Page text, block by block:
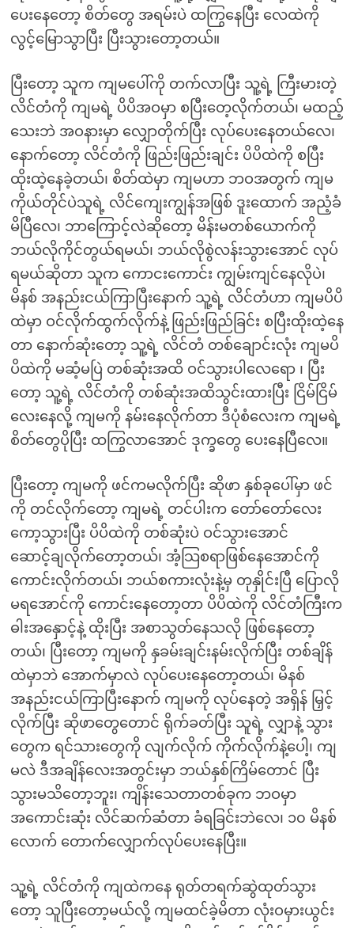
ပေးနေတော့ စိတ်တွေ အရမ်းပဲ ထကြွနေပြီး လေထဲကို
လွင့်မြောသွာပြီး ပြီးသွားတော့တယ်။
ပြီးတော့ သူက ကျမပေါ်ကို တက်လာပြီး သူ့ရဲ့ ကြီးမားတဲ့
လိင်တံကို ကျမရဲ့ ပိပိအဝမှာ စပြီးတေ့လိုက်တယ်၊ မထည့်
သေးဘဲ အဝနားမှာ လျှောတိုက်ပြီး လုပ်ပေးနေတယ်လေ၊
နောက်တော့ လိင်တံကို ဖြည်းဖြည်းချင်း ပိပိထဲကို စပြီး
ထိုးထဲ့နေခဲ့တယ်၊ စိတ်ထဲမှာ ကျမဟာ ဘဝအတွက် ကျမ
ကိုယ်တိုင်ပဲသူရဲ့ လိင်ကျေးကျွန်အဖြစ် ဒူးထောက် အညံ့ခံ
မိပြီလေ၊ ဘာကြောင့်လဲဆိုတော့ မိန်းမတစ်ယောက်ကို
ဘယ်လိုကိုင်တွယ်ရမယ်၊ ဘယ်လိုစွဲလန်းသွားအောင် လုပ်
ရမယ်ဆိုတာ သူက ကောငးကောင်း ကျွမ်းကျင်နေလိုပဲ၊
မိနစ် အနည်းငယ်ကြာပြီးနောက် သူ့ရဲ့ လိင်တံဟာ ကျမပိပိ
ထဲမှာ ဝင်လိုက်ထွက်လိုက်နဲ့ ဖြည်းဖြည်ခြင်း စပြီးထိုးထဲ့နေ
တာ နောက်ဆုံးတော့ သူ့ရဲ့ လိင်တံ တစ်ချောင်းလုံး ကျမပိ
ပိထဲကို မဆံ့မပြဲ တစ်ဆုံးအထိ ဝင်သွားပါလေရော ၊ ပြီး
တော့ သူ့ရဲ့ လိင်တံကို တစ်ဆုံးအထိသွင်းထားပြီး ငြိမ်ငြိမ်
လေးနေလို့ ကျမကို နမ်းနေလိုက်တာ ဒီပုံစံလေးက ကျမရဲ့
စိတ်တွေပိုပြီး ထကြွလာအောင် ဒုက္ခတွေ ပေးနေပြီလေ။
ပြီးတော့ ကျမကို ဖင်ကမလိုက်ပြီး ဆိုဖာ နှစ်ခုပေါ်မှာ ဖင်
ကို တင်လိုက်တော့ ကျမရဲ့ တင်ပါးက တော်တော်လေး
ကော့သွားပြီး ပိပိထဲကို တစ်ဆုံးပဲ ဝင်သွားအောင်
ဆောင့်ချလိုက်တော့တယ်၊ အံ့သြစရာဖြစ်နေအောင်ကို
ကောင်းလိုက်တယ်၊ ဘယ်စကားလုံးနဲ့မှ တုနှိုင်းပြီ ပြောလို
မရအောင်ကို ကောင်းနေတော့တာ ပိပိထဲကို လိင်တံကြီးက
ဓါးအနှောင့်နဲ့ ထိုးပြီး အစာသွတ်နေသလို ဖြစ်နေတော့
တယ်၊ ပြီးတော့ ကျမကို နှခမ်းချင်းနမ်းလိုက်ပြီး တစ်ချိန်
ထဲမှာဘဲ အောက်မှာလဲ လုပ်ပေးနေတော့တယ်၊ မိနစ်
အနည်းငယ်ကြာပြီးနောက် ကျမကို လုပ်နေတဲ့ အရှိန် မြှင့်
လိုက်ပြီး ဆိုဖာတွေတောင် ရိုက်ခတ်ပြီး သူရဲ့ လျှာနဲ့ သွား
တွေက ရင်သားတွေကို လျက်လိုက် ကိုက်လိုက်နဲ့ပေါ့၊ ကျ
မလဲ ဒီအချိန်လေးအတွင်းမှာ ဘယ်နှစ်ကြိမ်တောင် ပြီး
သွားမသိတော့ဘူး၊ ကျိန်းသေတာတစ်ခုက ဘဝမှာ
အကောင်းဆုံး လိင်ဆက်ဆံတာ ခံရခြင်းဘဲလေ၊ ၁၀ မိနစ်
လောက် တောက်လျှောက်လုပ်ပေးနေပြီး။
သူ့ရဲ့ လိင်တံကို ကျထဲကနေ ရုတ်တရက်ဆွဲထုတ်သွား
တော့ သူပြီးတော့မယ်လို့ ကျမထင်ခဲ့မိတာ လုံးဝမှားယွင်း